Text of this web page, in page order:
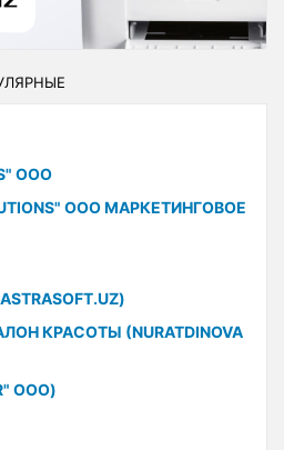
ООО
ООО МАРКЕТИНГОВОЕ
КРАСОТЫ (NURATDINOVA
ООО)